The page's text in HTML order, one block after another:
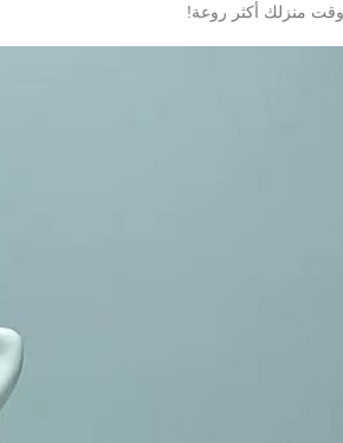
منزلك أكثر روعة!